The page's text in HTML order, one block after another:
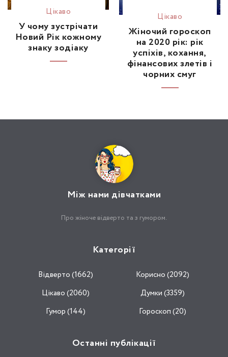
Цікаво
У чому зустрічати
Новий Рік кожному
знаку зодіаку
Цікаво
Жіночий гороскоп
на 2020 рік: рік
успіхів, кохання,
фінансових злетів і
чорних смуг
Між нами дівчатками
Про жіноче відверто та з гумором.
Категорії
Відвертo (1662)
Корисно (2092)
Цікаво (2060)
Думки (3359)
Гумор (144)
Гороскоп (20)
Останні публікації